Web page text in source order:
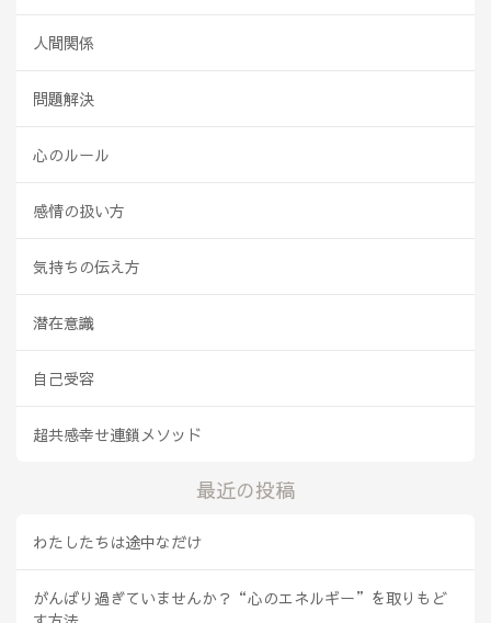
人間関係
問題解決
心のルール
感情の扱い方
気持ちの伝え方
潜在意識
自己受容
超共感幸せ連鎖メソッド
最近の投稿
わたしたちは途中なだけ
がんばり過ぎていませんか？“心のエネルギー”を取りもど